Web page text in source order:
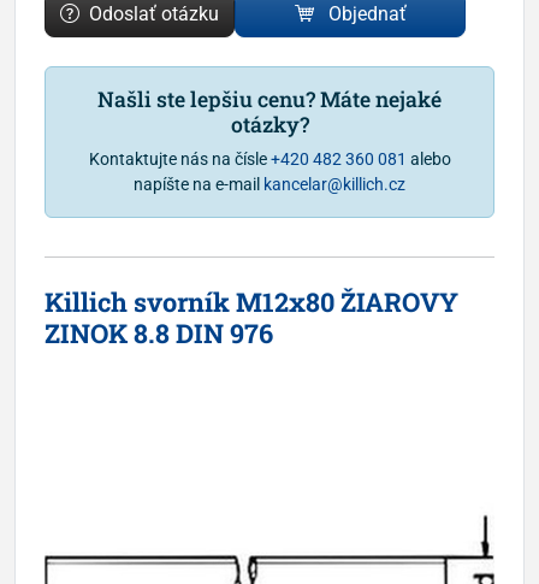
Odoslať otázku Objednať
Našli ste lepšiu cenu? Máte nejaké
otázky?
Kontaktujte nás na čísle+420 482 360 081 alebo
napíšte na e-mail kancelar@killich.cz
Killich svorník M12x80 ŽIAROVY
ZINOK 8.8 DIN 976